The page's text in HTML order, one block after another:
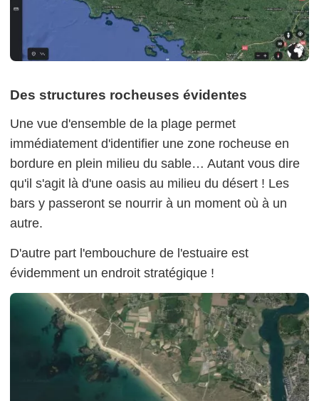
Des structures rocheuses évidentes
Une vue d'ensemble de la plage permet
immédiatement d'identifier une zone rocheuse en
bordure en plein milieu du sable… Autant vous dire
qu'il s'agit là d'une oasis au milieu du désert ! Les
bars y passeront se nourrir à un moment où à un
autre.
D'autre part l'embouchure de l'estuaire est
évidemment un endroit stratégique !